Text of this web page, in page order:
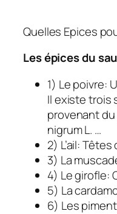
Quelles Epices
Lesépicesdu
1) Le poivre:
Il existe trois
provenant
nigrum L. …
2) L’ail: Têtes
3) La
4) Le girofle:
5) La
6) Les